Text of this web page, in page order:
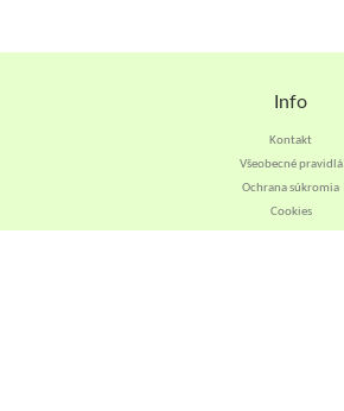
Info
Kontakt
Všeobecné pravidlá
Ochrana súkromia
Cookies